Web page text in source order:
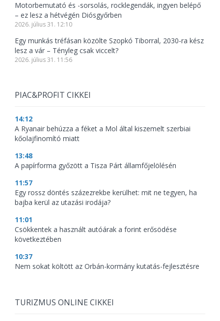
Motorbemutató és -sorsolás, rocklegendák, ingyen belépő
– ez lesz a hétvégén Diósgyőrben
2026. július 31. 12:10
Egy munkás tréfásan közölte Szopkó Tiborral, 2030-ra kész
lesz a vár – Tényleg csak viccelt?
2026. július 31. 11:56
PIAC&PROFIT CIKKEI
14:12
A Ryanair behúzza a féket a Mol által kiszemelt szerbiai
kőolajfinomító miatt
13:48
A papírforma győzött a Tisza Párt államfőjelölésén
11:57
Egy rossz döntés százezrekbe kerülhet: mit ne tegyen, ha
bajba kerül az utazási irodája?
11:01
Csökkentek a használt autóárak a forint erősödése
következtében
10:37
Nem sokat költött az Orbán-kormány kutatás-fejlesztésre
TURIZMUS ONLINE CIKKEI